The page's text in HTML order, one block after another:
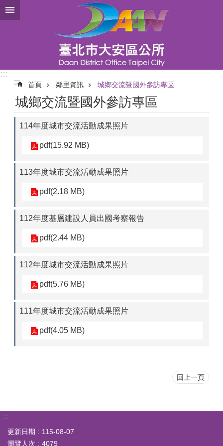
跳到主要內容區塊
:::
:::
首頁 鄰里資訊 城鄉交流暨國外參訪專區
城鄉交流暨國外參訪專區
114年度城市交流活動成果照片
pdf(15.92 MB)
113年度城市交流活動成果照片
pdf(2.18 MB)
112年度基層建設人員出國考察報告
pdf(2.44 MB)
112年度城市交流活動成果照片
pdf(5.76 MB)
111年度城市交流活動成果照片
pdf(4.05 MB)
回上一頁
:::
更新日期
115-08-07
瀏覽人次
4079